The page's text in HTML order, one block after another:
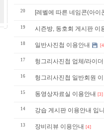
20 [레벨에 따른 네임콘(아이
19 시즌방, 동호회 게시판 이
18 일반사진첩 이용안내
17 헝그리사진첩 업체/라이
16 헝그리사진첩 일반회원
15 동영상자료실 이용안내 [3]
14 강습 게시판 이용안내 입
13 장비리뷰 이용안내 [4]